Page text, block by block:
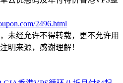
2496.html
未经允许不得转载，更不允许用
明来源，感谢理解！